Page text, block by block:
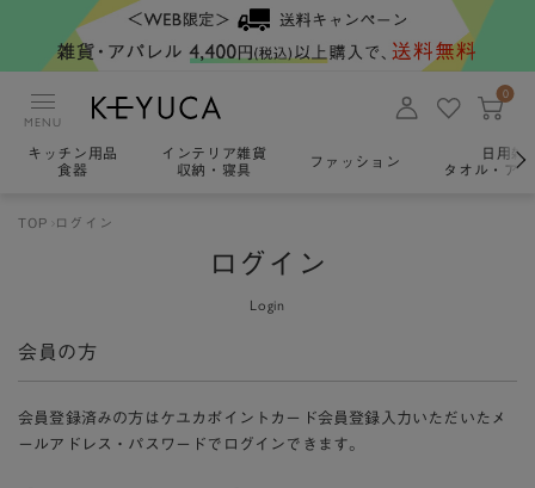
MENU
0
キッチン用品
食器
インテリア雑貨
収納・寝具
ファッション
日用雑
タオル・ア
TOP ログイン
ログイン
Login
会員の方
会員登録済みの方はケユカポイントカード会員登録入力いただいたメ
ールアドレス・パスワードでログインできます。